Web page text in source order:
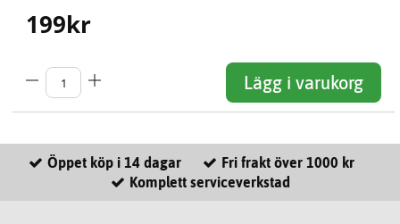
199kr
Lägg i varukorg
Öppet köp i 14 dagar
Fri frakt över 1000 kr
Komplett serviceverkstad